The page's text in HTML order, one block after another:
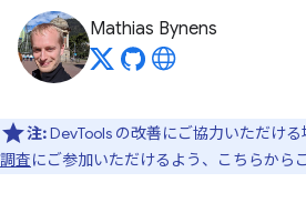
Mathias Bynens
注:DevTools の改善にご協力いただける
調査にご参加いただけるよう、こちらから